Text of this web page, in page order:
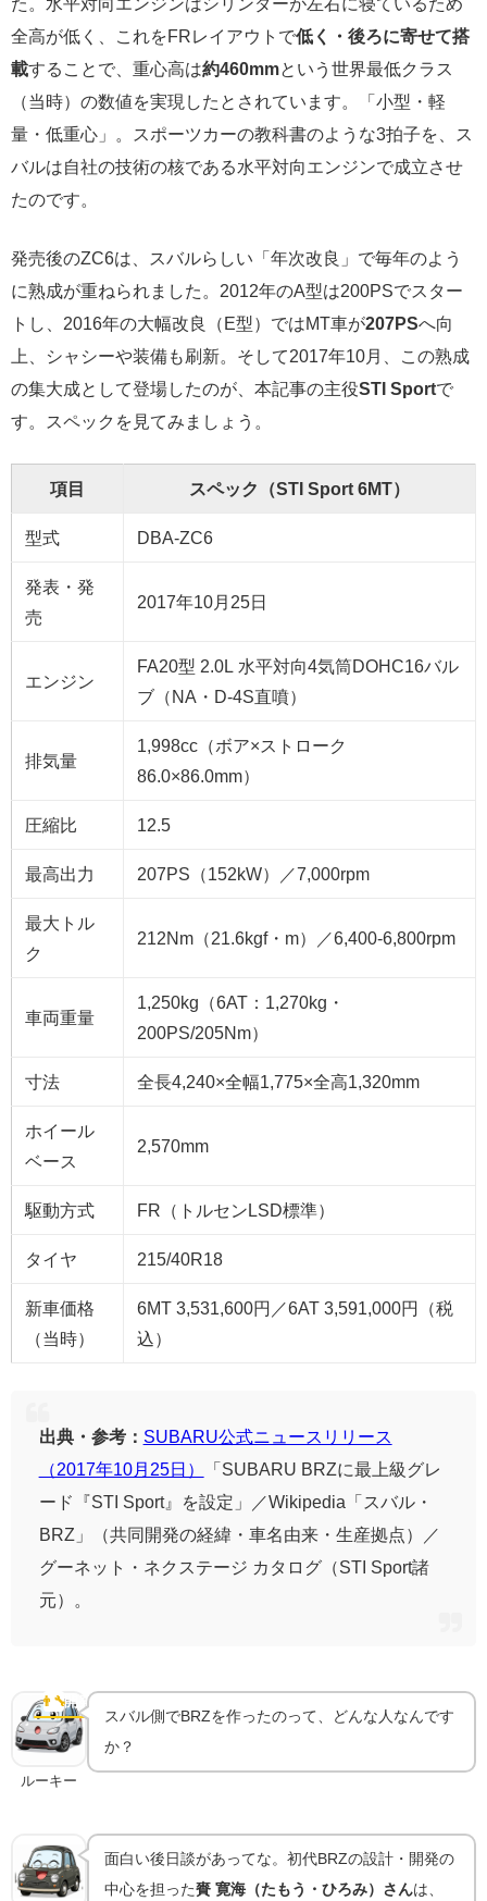
全高が低く、これをFRレイアウトで低く・後ろに寄せて搭
載することで、重心高は約460mmという世界最低クラス
（当時）の数値を実現したとされています。「小型・軽
量・低重心」。スポーツカーの教科書のような3拍子を、ス
バルは自社の技術の核である水平対向エンジンで成立させ
たのです。
発売後のZC6は、スバルらしい「年次改良」で毎年のよう
に熟成が重ねられました。2012年のA型は200PSでスター
トし、2016年の大幅改良（E型）ではMT車が207PSへ向
上、シャシーや装備も刷新。そして2017年10月、この熟成
の集大成として登場したのが、本記事の主役STI Sportで
す。スペックを見てみましょう。
項目 スペック（STI Sport 6MT）
型式 DBA-ZC6
発表・発
売
2017年10月25日
エンジン
FA20型 2.0L 水平対向4気筒DOHC16バル
ブ（NA・D-4S直噴）
排気量
1,998cc（ボア×ストローク
86.0×86.0mm）
圧縮比 12.5
最高出力 207PS（152kW）／7,000rpm
最大トル
ク
212Nm（21.6kgf・m）／6,400-6,800rpm
車両重量
1,250kg（6AT：1,270kg・
200PS/205Nm）
寸法 全長4,240×全幅1,775×全高1,320mm
ホイール
ベース
2,570mm
駆動方式 FR（トルセンLSD標準）
タイヤ 215/40R18
新車価格
（当時）
6MT 3,531,600円／6AT 3,591,000円（税
込）
出典・参考： SUBARU公式ニュースリリース
（2017年10月25日）
「SUBARU BRZに最上級グレ
ード『STI Sport』を設定」／Wikipedia「スバル・
BRZ」（共同開発の経緯・車名由来・生産拠点）／
グーネット・ネクステージ カタログ（STI Sport諸
元）。
👨‍🔧開発秘話
ルーキー
スバル側でBRZを作ったのって、どんな人なんです
か？
面白い後日談があってな。初代BRZの設計・開発の
中心を担った賚 寛海（たもう・ひろみ）さんは、